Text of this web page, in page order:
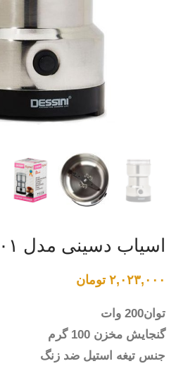
اسیاب دسینی مدل ۰۰۱
۲,۰۲۳,۰۰۰ تومان
توان200 وات
گنجایش مخزن 100 گرم
جنس تیغه استیل ضد زنگ